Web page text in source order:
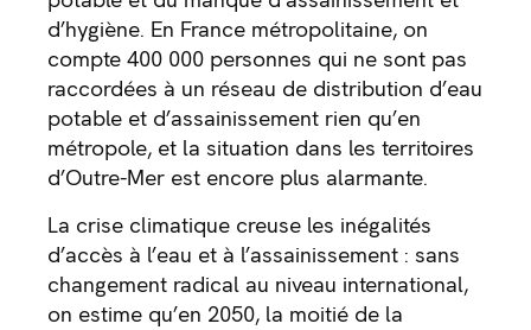
d’hygiène. En France métropolitaine, on
compte 400 000 personnes qui ne sont pas
raccordées à un réseau de distribution d’eau
potable et d’assainissement rien qu’en
métropole, et la situation dans les territoires
d’Outre-Mer est encore plus alarmante.
La crise climatique creuse les inégalités
d’accès à l’eau et à l’assainissement : sans
changement radical au niveau international,
on estime qu’en 2050, la moitié de la